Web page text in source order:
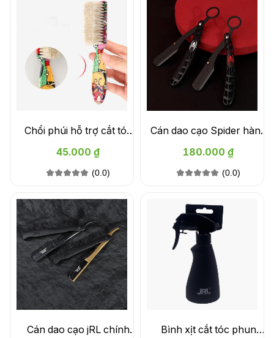
Chổi phúi hỗ trợ cắt tóc
Grafiti TUNGNT86 - mẫu
45.000 ₫
(0.0)
Cán dao cạo Spider hàng
cao cấp
180.000 ₫
(0.0)
Cán dao cạo jRL chính
Bình xịt cắt tóc phun